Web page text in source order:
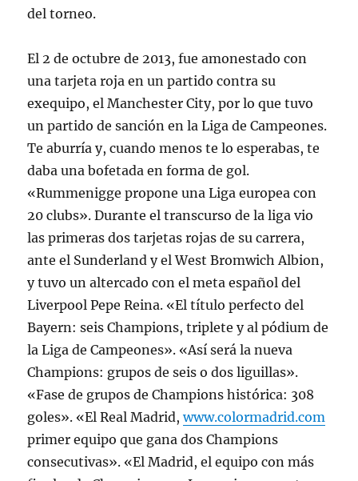
del torneo.
El 2 de octubre de 2013, fue amonestado con
una tarjeta roja en un partido contra su
exequipo, el Manchester City, por lo que tuvo
un partido de sanción en la Liga de Campeones.
Te aburría y, cuando menos te lo esperabas, te
daba una bofetada en forma de gol.
«Rummenigge propone una Liga europea con
20 clubs». Durante el transcurso de la liga vio
las primeras dos tarjetas rojas de su carrera,
ante el Sunderland y el West Bromwich Albion,
y tuvo un altercado con el meta español del
Liverpool Pepe Reina. «El título perfecto del
Bayern: seis Champions, triplete y al pódium de
la Liga de Campeones». «Así será la nueva
Champions: grupos de seis o dos liguillas».
«Fase de grupos de Champions histórica: 308
goles». «El Real Madrid,www.colormadrid.com
primer equipo que gana dos Champions
consecutivas». «El Madrid, el equipo con más